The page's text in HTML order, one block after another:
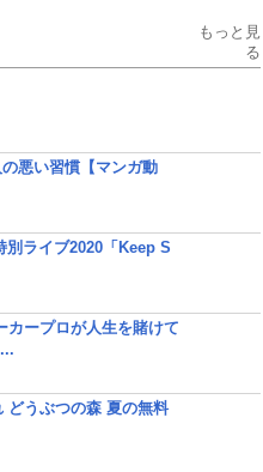
もっと見
る
悪い習慣【マンガ動
別ライブ2020「Keep S
カープロが人生を賭けて
どうぶつの森 夏の無料